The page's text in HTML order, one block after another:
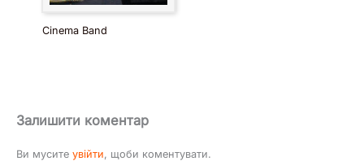
Cinema Band
Залишити коментар
Ви мусите увійти, щоби коментувати.